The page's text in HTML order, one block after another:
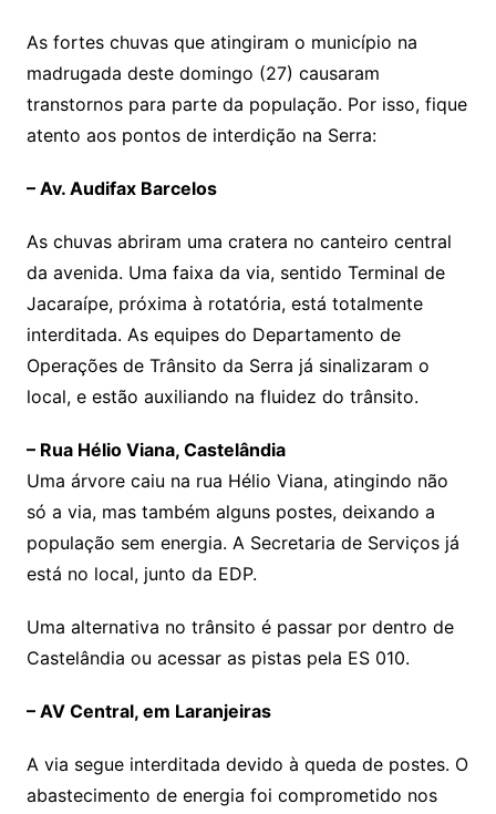
As fortes chuvas que atingiram o município na
madrugada deste domingo (27) causaram
transtornos para parte da população. Por isso, fique
atento aos pontos de interdição na Serra:
– Av. Audifax Barcelos
As chuvas abriram uma cratera no canteiro central
da avenida. Uma faixa da via, sentido Terminal de
Jacaraípe, próxima à rotatória, está totalmente
interditada. As equipes do Departamento de
Operações de Trânsito da Serra já sinalizaram o
local, e estão auxiliando na fluidez do trânsito.
– Rua Hélio Viana, Castelândia
Uma árvore caiu na rua Hélio Viana, atingindo não
só a via, mas também alguns postes, deixando a
população sem energia. A Secretaria de Serviços já
está no local, junto da EDP.
Uma alternativa no trânsito é passar por dentro de
Castelândia ou acessar as pistas pela ES 010.
– AV Central, em Laranjeiras
A via segue interditada devido à queda de postes. O
abastecimento de energia foi comprometido nos